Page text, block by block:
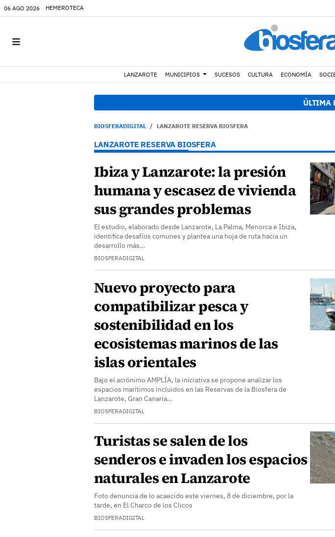
06 AGO 2026 HEMEROTECA
LANZAROTE MUNICIPIOS SUCESOS CULTURA ECONOMÍA
ÚLTIMA
BIOSFERADIGITAL LANZAROTE RESERVA BIOSFERA
LANZAROTE RESERVA BIOSFERA
Ibiza y Lanzarote: la presión
humana y escasez de vivienda
sus grandes problemas
El estudio, elaborado desde Lanzarote, La Palma, Menorca e Ibiza,
identifica desafíos comunes y plantea una hoja de ruta hacia un
desarrollo más…
BIOSFERADIGITAL
Nuevo proyecto para
compatibilizar pesca y
sostenibilidad en los
ecosistemas marinos de las
islas orientales
Bajo el acrónimo AMPLÍA, la iniciativa se propone analizar los
espacios marítimos incluidos en las Reservas de la Biosfera de
Lanzarote, Gran Canaria…
BIOSFERADIGITAL
Turistas se salen de los
senderos e invaden los espacios
naturales en Lanzarote
Foto denuncia de lo acaecido este viernes, 8 de diciembre, por la
tarde, en El Charco de los Clicos
BIOSFERADIGITAL